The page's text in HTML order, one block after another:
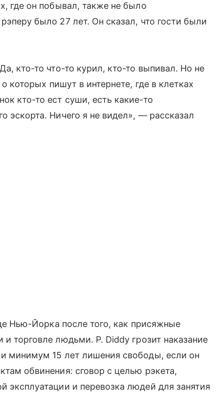
где он побывал, также не было
было 27 лет. Он сказал, что гости были
кто-то что-то курил, кто-то выпивал. Но не
которых пишут в интернете, где в клетках
кто-то ест суши, есть какие-то
эскорта. Ничего я не видел», — рассказал
Нью-Йорка после того, как присяжные
торговле людьми. P. Diddy грозит наказание
минимум 15 лет лишения свободы, если он
обвинения: сговор с целью рэкета,
эксплуатации и перевозка людей для занятия